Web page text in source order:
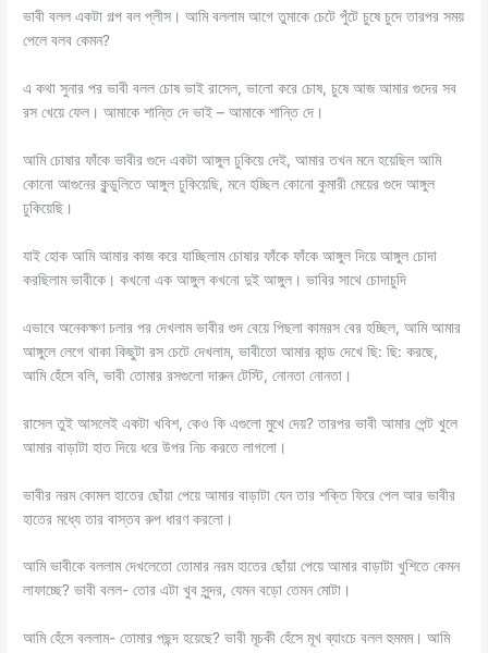
ভাবী বলল একটা গল্প বল প্লীস। আমি বললাম আগে তুমাকে চেটে পুঁটে চুষে চুদে তারপর সময়
পেলে বলব কেমন?
এ কথা সুনার পর ভাবী বলল চোষ ভাই রাসেল, ভালো করে চোষ, চুষে আজ আমার গুদের সব
রস খেয়ে ফেল। আমাকে শান্তি দে ভাই – আমাকে শান্তি দে।
আমি চোষার ফাঁকে ভাবীর গুদে একটা আঙ্গুল ঢুকিয়ে দেই, আমার তখন মনে হয়েছিল আমি
কোনো আগুনের কুন্ডুলিতে আঙ্গুল ঢুকিয়েছি, মনে হচ্ছিল কোনো কুমারী মেয়ের গুদে আঙ্গুল
ঢুকিয়েছি।
যাই হোক আমি আমার কাজ করে যাচ্ছিলাম চোষার ফাঁকে ফাঁকে আঙ্গুল দিয়ে আঙ্গুল চোদা
করছিলাম ভাবীকে। কখনো এক আঙ্গুল কখনো দুই আঙ্গুল। ভাবির সাথে চোদাচুদি
এভাবে অনেকক্ষণ চলার পর দেখলাম ভাবীর গুদ বেয়ে পিছলা কামরস বের হচ্ছিল, আমি আমার
আঙ্গুলে লেগে থাকা কিছুটা রস চেটে দেখলাম, ভাবীতো আমার কান্ড দেখে ছি: ছি: করছে,
আমি হেঁসে বলি, ভাবী তোমার রসগুলো দারুন টেস্টি, নোনতা নোনতা।
রাসেল তুই আসলেই একটা খবিশ, কেও কি এগুলো মুখে দেয়? তারপর ভাবী আমার পেন্ট খুলে
আমার বাড়াটা হাত দিয়ে ধরে উপর নিচ করতে লাগলো।
ভাবীর নরম কোমল হাতের ছোঁয়া পেয়ে আমার বাড়াটা যেন তার শক্তি ফিরে পেল আর ভাবীর
হাতের মধ্যে তার বাস্তব রুপ ধারণ করলো।
আমি ভাবীকে বললাম দেখলেতো তোমার নরম হাতের ছোঁয়া পেয়ে আমার বাড়াটা খুশিতে কেমন
লাফাচ্ছে? ভাবী বলল- তোর এটা খুব সুন্দর, যেমন বড়ো তেমন মোটা।
আমি হেঁসে বললাম- তোমার পছন্দ হয়েছে? ভাবী মূচকী হেঁসে মূখ ব্যাংচে বলল হুমমম। আমি